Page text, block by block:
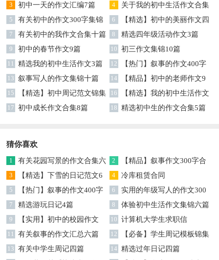
篇
六篇
3 初中一天的作文汇编7篇 4
关于我的初中生活作文合集
七篇
5
有关初中的作文300字集锦
七篇
6
【精选】初中的美丽作文四
篇
7 有关初中的我作文合集十篇 8 精选四年级活动作文3篇
9 初中的春节作文9篇 10 初三作文集锦10篇
11 精选我的初中生活作文3篇 12
【热门】叙事的作文400字
集锦7篇
13 叙事写人的作文集锦十篇 14
【精品】初中的老师作文9
篇
15
【精选】初中周记范文锦集
9篇
16
【精选】我的初中生活作文
汇编八篇
17 初中成长作文合集8篇 18 精选初中生的作文合集5篇
猜你喜欢
1
有关花园写景的作文合集六
篇
2
【精品】叙事作文300字合
集5篇
3
【精选】下雪的日记范文6
篇
4 冷库租赁合同
5
【热门】叙事的作文400字
合集9篇
6
实用的年级写人的作文300
字合集九篇
7 精选游玩日记4篇 8 体验初中生活作文集锦六篇
9
【实用】初中的校园作文
300字汇总7篇
10 计算机大学生求职信
11 有关叙事的作文汇总六篇 12
【必备】学生周记模板锦集
五篇
13 有关中学生周记四篇 14 精选过年日记四篇